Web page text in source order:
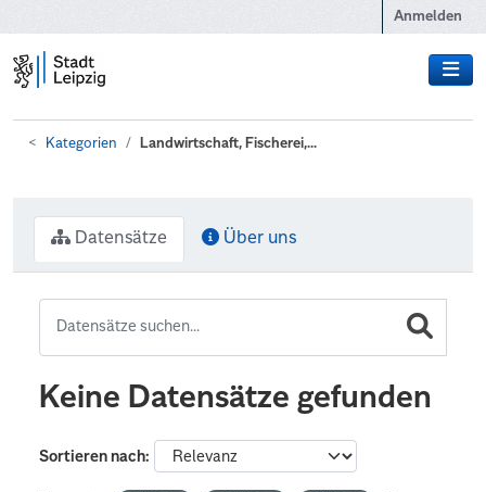
Anmelden
Kategorien Landwirtschaft, Fischerei,...
Datensätze Über uns
Keine Datensätze gefunden
Sortieren nach